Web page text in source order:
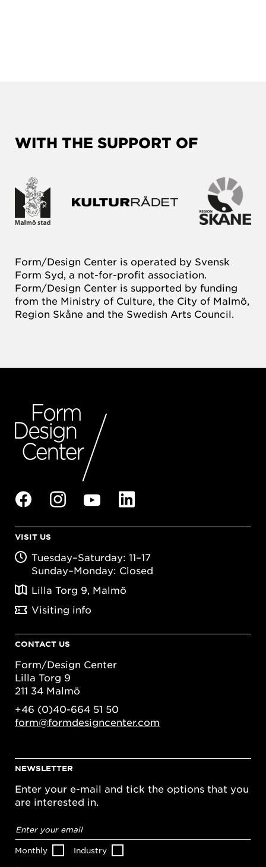
WITH THE SUPPORT OF
Form/Design Center is operated by Svensk
Form Syd, a not-for-profit association.
Form/Design Center is supported by funding
from the Ministry of Culture, the City of Malmö,
Region Skåne and the Swedish Arts Council.
VISIT US
Tuesday–Saturday: 11–17
Sunday–Monday: Closed
Lilla Torg 9, Malmö
Visiting info
CONTACT US
Form/Design Center
Lilla Torg 9
211 34 Malmö
+46 (0)40-664 51 50
form@formdesigncenter.com
NEWSLETTER
Enter your e-mail and tick the options that you
are interested in.
address*
Monthly Industry